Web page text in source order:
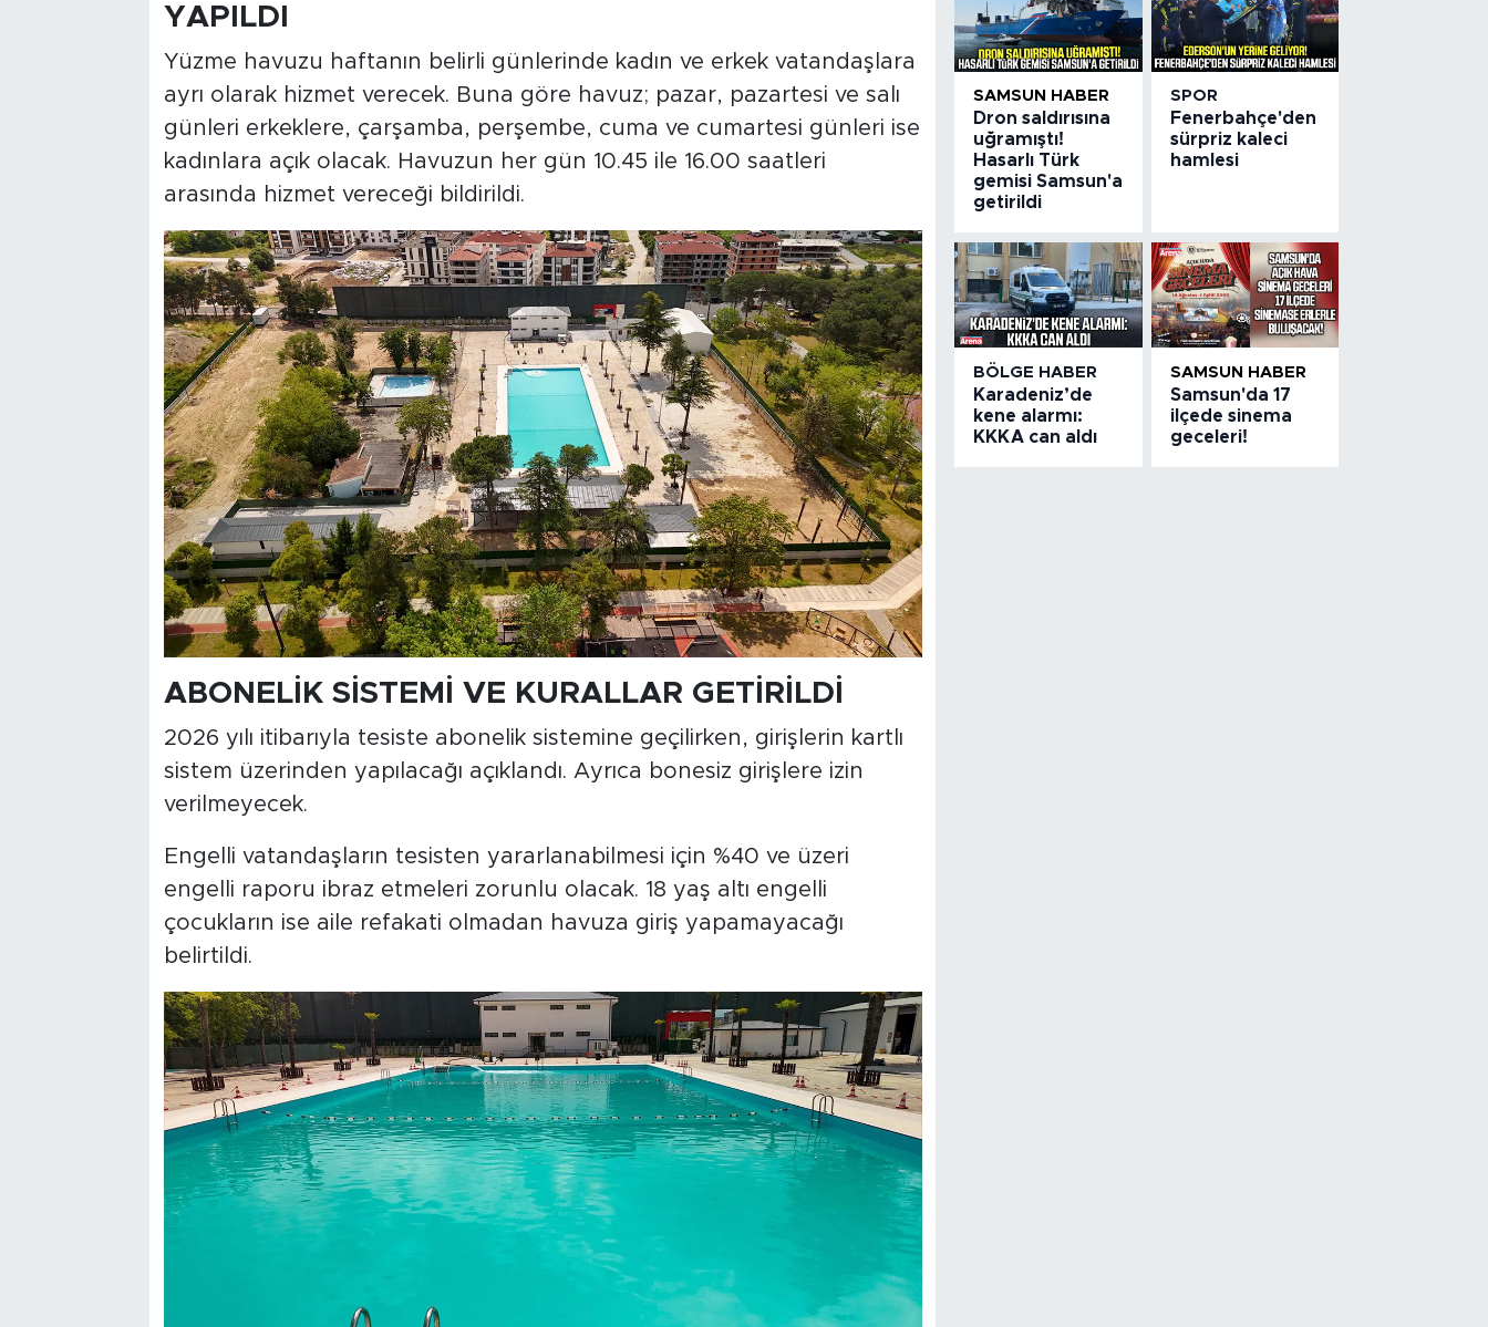
YAPILDI
Yüzme havuzu haftanın belirli günlerinde kadın ve erkek vatandaşlara
ayrı olarak hizmet verecek. Buna göre havuz; pazar, pazartesi ve salı
günleri erkeklere, çarşamba, perşembe, cuma ve cumartesi günleri ise
kadınlara açık olacak. Havuzun her gün 10.45 ile 16.00 saatleri
arasında hizmet vereceği bildirildi.
ABONELİK SİSTEMİ VE KURALLAR GETİRİLDİ
2026 yılı itibarıyla tesiste abonelik sistemine geçilirken, girişlerin kartlı
sistem üzerinden yapılacağı açıklandı. Ayrıca bonesiz girişlere izin
verilmeyecek.
Engelli vatandaşların tesisten yararlanabilmesi için %40 ve üzeri
engelli raporu ibraz etmeleri zorunlu olacak. 18 yaş altı engelli
çocukların ise aile refakati olmadan havuza giriş yapamayacağı
belirtildi.
SAMSUN HABER
Dron saldırısına
uğramıştı!
Hasarlı Türk
gemisi Samsun'a
getirildi
SPOR
Fenerbahçe'den
sürpriz kaleci
hamlesi
BÖLGE HABER
Karadeniz’de
kene alarmı:
KKKA can aldı
SAMSUN HABER
Samsun'da 17
ilçede sinema
geceleri!